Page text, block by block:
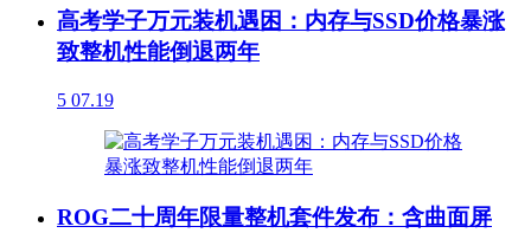
高考学子万元装机遇困：内存与SSD价格暴涨
致整机性能倒退两年
5 07.19
ROG二十周年限量整机套件发布：含曲面屏